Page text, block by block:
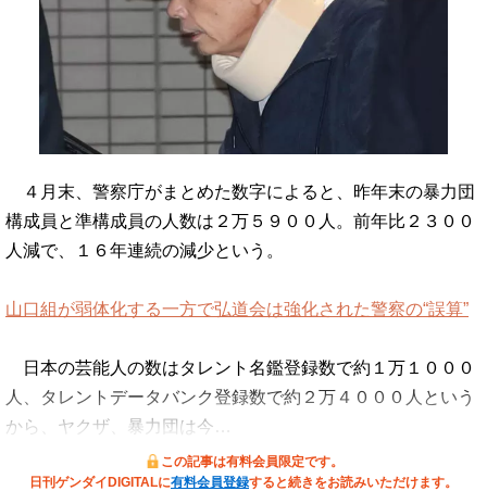
４月末、警察庁がまとめた数字によると、昨年末の暴力団
構成員と準構成員の人数は２万５９００人。前年比２３００
人減で、１６年連続の減少という。
山口組が弱体化する一方で弘道会は強化された警察の“誤算”
日本の芸能人の数はタレント名鑑登録数で約１万１０００
人、タレントデータバンク登録数で約２万４０００人という
から、ヤクザ、暴力団は今…
この記事は有料会員限定です。
日刊ゲンダイDIGITALに有料会員登録すると続きをお読みいただけます。